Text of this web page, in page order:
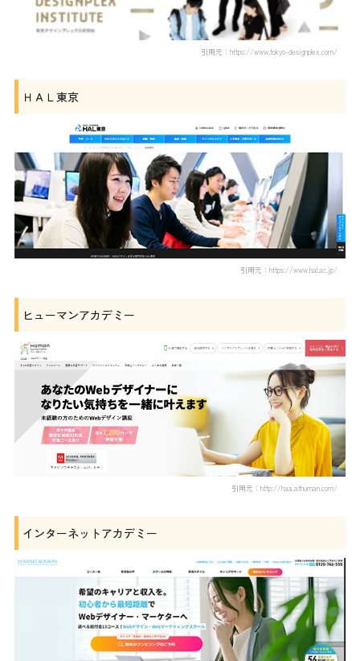
引用元：https://www.tokyo-designplex.com/
ＨＡＬ東京
引用元：https://www.hal.ac.jp/
ヒューマンアカデミー
引用元：http://haa.athuman.com/
インターネットアカデミー